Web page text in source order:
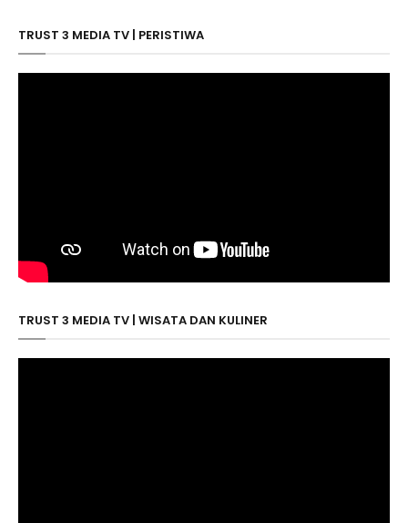
TRUST 3 MEDIA TV | PERISTIWA
TRUST 3 MEDIA TV | WISATA DAN KULINER